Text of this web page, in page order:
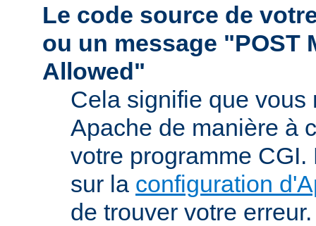
Le code source de
ou un message "POST
Allowed"
Cela signifie que vous
Apache de manière à
votre programme
sur la configuration
de trouver votre erreur.